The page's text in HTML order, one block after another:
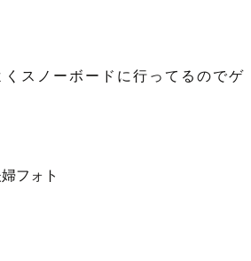
スノーボードに行ってるのでゲ